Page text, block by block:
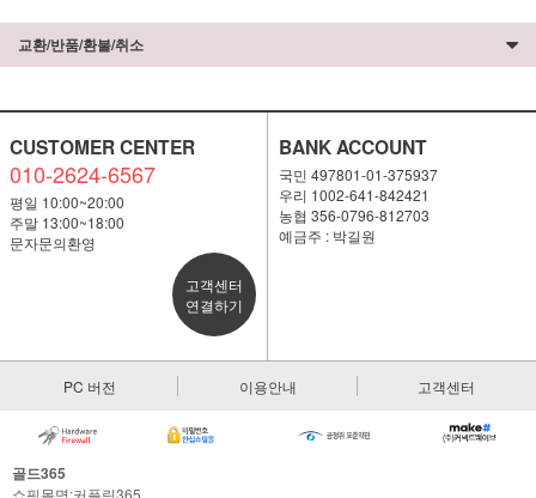
교환/반품/환불/취소
CUSTOMER CENTER
010-2624-6567
평일 10:00~20:00
주말 13:00~18:00
문자문의환영
고객센터
연결하기
BANK ACCOUNT
국민 497801-01-375937
우리 1002-641-842421
농협 356-0796-812703
예금주 : 박길원
PC 버전 이용안내 고객센터
골드365